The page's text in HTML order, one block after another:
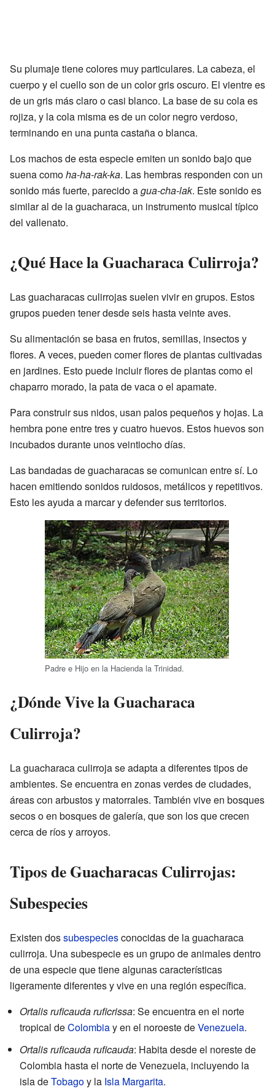
Su plumaje tiene colores muy particulares. La cabeza, el
cuerpo y el cuello son de un color gris oscuro. El vientre es
de un gris más claro o casi blanco. La base de su cola es
rojiza, y la cola misma es de un color negro verdoso,
terminando en una punta castaña o blanca.
Los machos de esta especie emiten un sonido bajo que
suena comoha-ha-rak-ka. Las hembras responden con un
sonido más fuerte, parecido agua-cha-lak. Este sonido es
similar al de la guacharaca, un instrumento musical típico
del vallenato.
¿Qué Hace la Guacharaca Culirroja?
Las guacharacas culirrojas suelen vivir en grupos. Estos
grupos pueden tener desde seis hasta veinte aves.
Su alimentación se basa en frutos, semillas, insectos y
flores. A veces, pueden comer flores de plantas cultivadas
en jardines. Esto puede incluir flores de plantas como el
chaparro morado, la pata de vaca o el apamate.
Para construir sus nidos, usan palos pequeños y hojas. La
hembra pone entre tres y cuatro huevos. Estos huevos son
incubados durante unos veintiocho días.
Las bandadas de guacharacas se comunican entre sí. Lo
hacen emitiendo sonidos ruidosos, metálicos y repetitivos.
Esto les ayuda a marcar y defender sus territorios.
Padre e Hijo en la Hacienda la Trinidad.
¿Dónde Vive la Guacharaca
Culirroja?
La guacharaca culirroja se adapta a diferentes tipos de
ambientes. Se encuentra en zonas verdes de ciudades,
áreas con arbustos y matorrales. También vive en bosques
secos o en bosques de galería, que son los que crecen
cerca de ríos y arroyos.
Tipos de Guacharacas Culirrojas:
Subespecies
Existen dossubespeciesconocidas de la guacharaca
culirroja. Una subespecie es un grupo de animales dentro
de una especie que tiene algunas características
ligeramente diferentes y vive en una región específica.
Ortalis ruficauda ruficrissa: Se encuentra en el norte
tropical deColombiay en el noroeste deVenezuela.
Ortalis ruficauda ruficauda: Habita desde el noreste de
Colombia hasta el norte de Venezuela, incluyendo la
isla deTobagoy la Isla Margarita.